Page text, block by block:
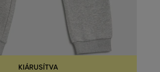
KIÁRUSÍTVA